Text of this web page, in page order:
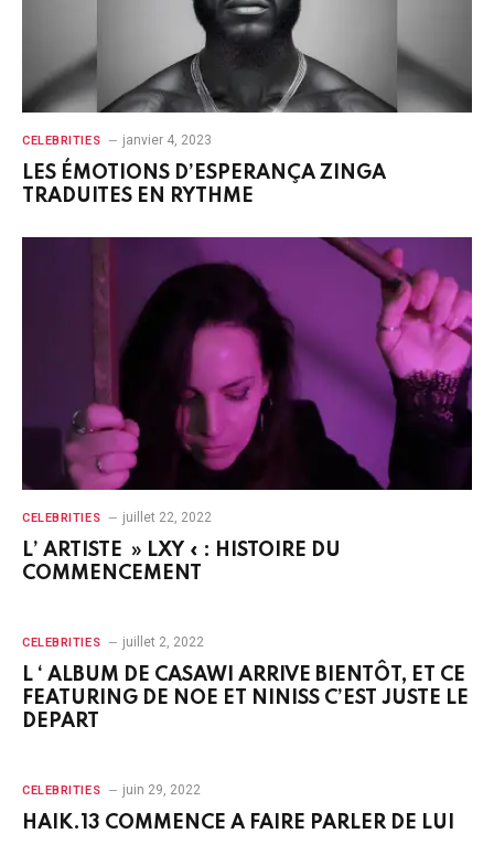
CELEBRITIES janvier 4, 2023
LES ÉMOTIONS D’ESPERANÇA ZINGA
TRADUITES EN RYTHME
CELEBRITIES juillet 22, 2022
L’ ARTISTE » LXY « : HISTOIRE DU
COMMENCEMENT
CELEBRITIES juillet 2, 2022
L ‘ ALBUM DE CASAWI ARRIVE BIENTÔT, ET CE
FEATURING DE NOE ET NINISS C’EST JUSTE LE
DEPART
CELEBRITIES juin 29, 2022
HAIK.13 COMMENCE A FAIRE PARLER DE LUI